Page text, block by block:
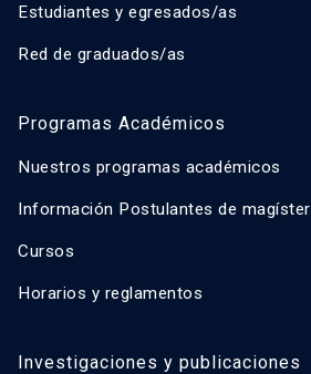
Estudiantes y egresados/as
Red de graduados/as
Programas Académicos
Nuestros programas académicos
Información Postulantes de magíster
Cursos
Horarios y reglamentos
Investigaciones y publicaciones